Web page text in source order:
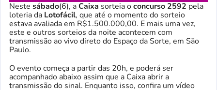
Neste sábado(6), aCaixa sorteia oconcurso 2592 pela
loteria da Lotofácil, que até o momento do sorteio
estava avaliada em R$1.500.000,00. E mais uma vez,
este e outros sorteios da noite acontecem com
transmissão ao vivo direto do Espaço da Sorte, em São
Paulo.
O evento começa a partir das 20h, e poderá ser
acompanhado abaixo assim que a Caixa abrir a
transmissão do sinal. Enquanto isso, confira um vídeo